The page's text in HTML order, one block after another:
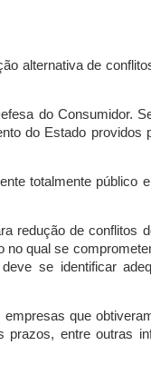
alternativa de
do Consumidor.
do Estado providos
totalmente público
redução de conflitos
no qual se
se identificar
que
prazos, entre outras